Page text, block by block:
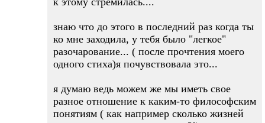
знаю что до этого в последний раз когда ты
ко мне заходила, у тебя было "легкое"
разочарование... ( после прочтения моего
одного стиха)я почувствовала это...
я думаю ведь можем же мы иметь свое
разное отношение к каким-то философским
понятиям ( как например сколько жизней